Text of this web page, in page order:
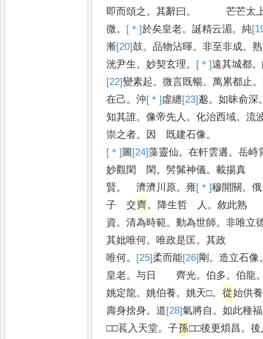
即而頌之 。其辭曰 。
芒芒太
微。 [＊]於矣皇老。誕精云湄。純
漸[20]鼓。品物沾暉。非至非成。
洸尹生 。妙契玄理。 [＊]遠其城都。
[22]變素起。微言既暢。萬累都止 。
在己 。沖[＊]虛纏[23]邈。如昧俞深
知其誰。像帝先人 。化治西域。流
崇之者。 因 既建石像 。
[＊]圖 [24]藻靈仙。在軒雲遘。岳峙
妙觀閑 閑 。髣髴神儀。載揚真
賢。 濟濟川原。 雍[＊]穆開關 。
子 交齊 。 降生哲 人 。敘此熟
資。清為時範。動為世師。非唯立
其妣唯何。 唯政是匡。其政
唯何。 [25]柔而能[26]剛 。造立石像
皇老。与日 齊光。伯多 。伯龍
姚定龍。姚伯養。姚天□。 從始供養
壽身捨身。道[28]氣將自 。如此種福
□□萇入天堂。子孫□□後更煩昌 。後